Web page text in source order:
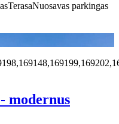
TerasaNuosavas parkingas
modernus